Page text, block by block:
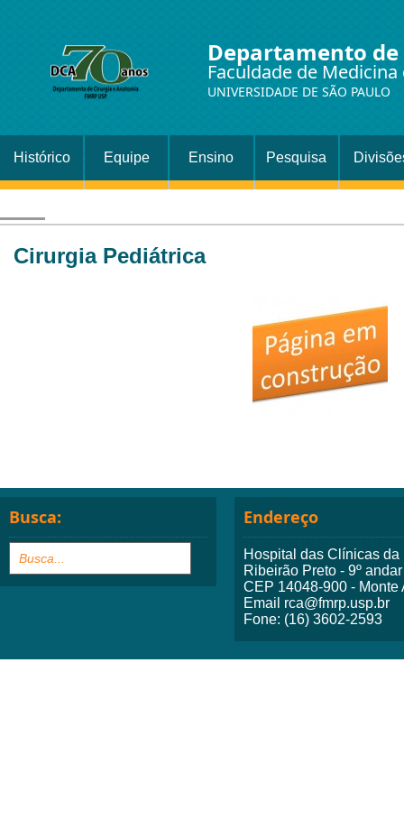
Departamento
Faculdade de
UNIVERSIDADE DE SÃO PAULO
Histórico Equipe Ensino Pesquisa
Cirurgia Pediátrica
Busca: Endereço
Hospital das Clínicas
Ribeirão Preto - 9º andar
CEP 14048-900 -
Email rca@fmrp.usp.br
Fone: (16) 3602-2593